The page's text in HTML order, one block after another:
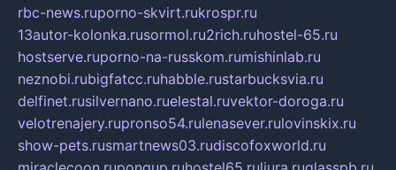
rbc-news.ruporno-skvirt.rukrospr.ru
13autor-kolonka.rusormol.ru2rich.ruhostel-65.ru
hostserve.ruporno-na-russkom.rumishinlab.ru
neznobi.rubigfatcc.ruhabble.rustarbucksvia.ru
delfinet.rusilvernano.ruelestal.ruvektor-doroga.ru
velotrenajery.rupronso54.rulenasever.rulovinskix.ru
show-pets.rusmartnews03.rudiscofoxworld.ru